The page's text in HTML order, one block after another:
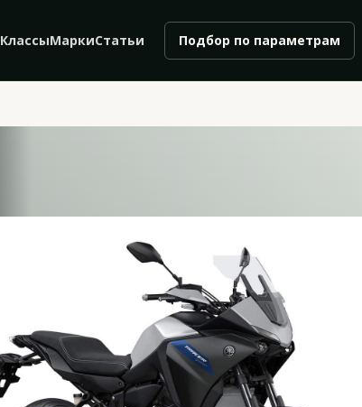
КлассыМаркиСтатьи Подбор по параметрам